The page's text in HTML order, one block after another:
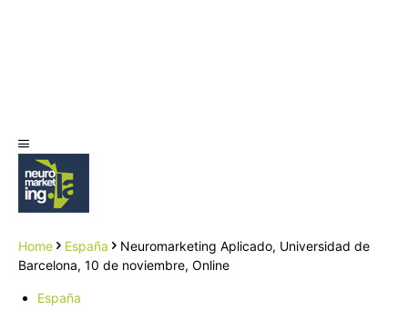
Home España
Neuromarketing Aplicado, Universidad de
Barcelona, 10 de noviembre, Online
España